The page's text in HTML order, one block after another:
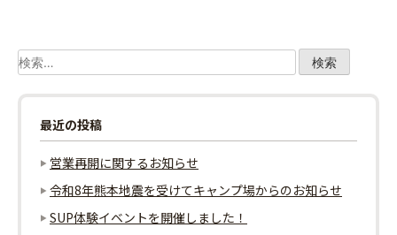
検
索:
最近の投稿
営業再開に関するお知らせ
令和8年熊本地震を受けてキャンプ場からのお知らせ
SUP体験イベントを開催しました！